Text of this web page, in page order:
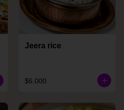
Jeera rice
$6.000